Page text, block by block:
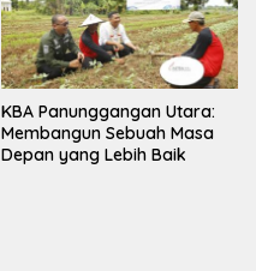
KBA Panunggangan Utara:
Membangun Sebuah Masa
Depan yang Lebih Baik